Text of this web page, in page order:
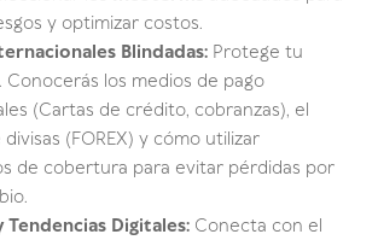
y optimizar costos.
Blindadas: Protege tu
Conocerás los medios de pago
(Cartas de crédito, cobranzas), el
(FOREX) y cómo utilizar
de cobertura para evitar pérdidas por
Digitales: Conecta con el